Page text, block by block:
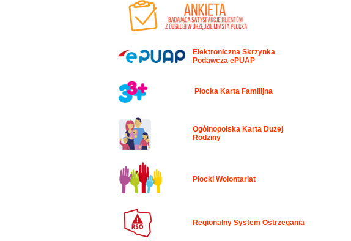
Elektroniczna Skrzynka
Podawcza ePUAP
Płocka Karta Familijna
Ogólnopolska Karta Dużej
Rodziny
Płocki Wolontariat
Regionalny System Ostrzegania